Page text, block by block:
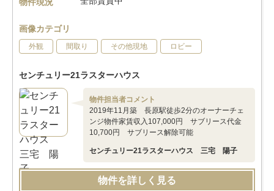
画像カテゴリ
外観 間取り その他現地 ロビー
センチュリー21ラスターハウス
物件担当者コメント
2019年11月築 長原駅徒歩2分のオーナーチェ
ンジ物件家賃収入107,000円 サブリース代金
10,700円 サブリース解除可能
センチュリー21ラスターハウス 三宅 陽子
物件を詳しく見る